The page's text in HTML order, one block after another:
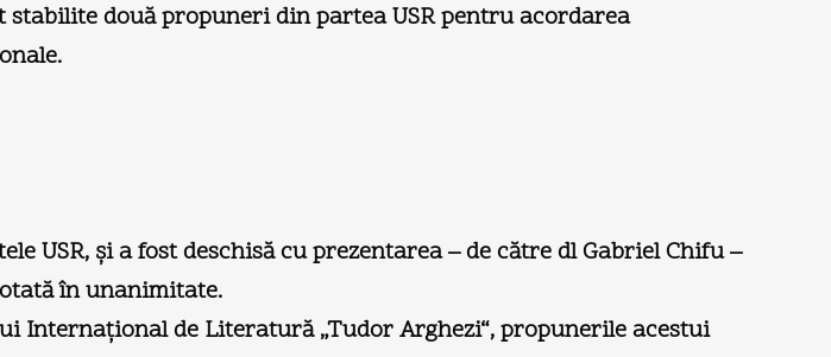
două propuneri din partea USR pentru acordarea
USR, şi a fost deschisă cu prezentarea – de către dl Gabriel Chifu –
în unanimitate.
de Literatură „Tudor Arghezi“, propunerile acestui